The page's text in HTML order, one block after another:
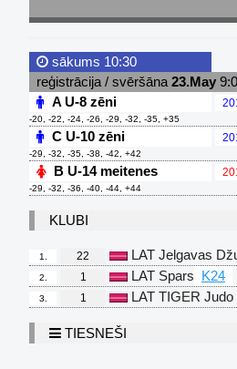
sākums 10:30
reģistrācija / svēršāna 23.May
A U-8 zēni
-20, -22, -24, -26, -29, -32, -35, +35
C U-10 zēni
-29, -32, -35, -38, -42, +42
B U-14 meitenes
-29, -32, -36, -40, -44, +44
KLUBI
1. 22 LAT Jelgavas
2. 1 LAT Spars K24
3. 1 LAT TIGER Judo
TIESNEŠI